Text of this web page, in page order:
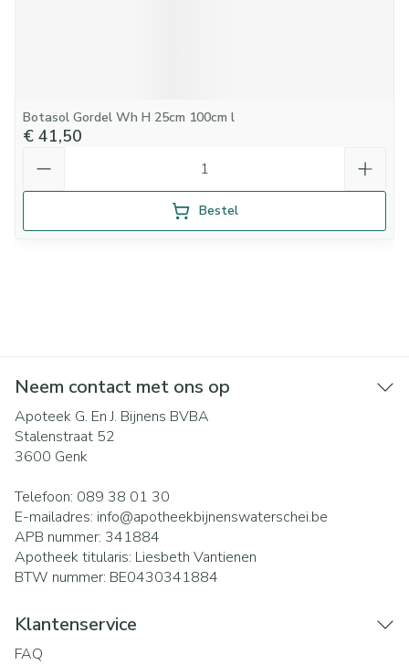
Botasol Gordel Wh H 25cm 100cm l
€ 41,50
Bestel
Neem contact met ons op
Apoteek G. En J. Bijnens BVBA
Stalenstraat 52
3600 Genk
Telefoon: 089 38 01 30
E-mailadres: info@apotheekbijnenswaterschei.be
APB nummer: 341884
Apotheek titularis: Liesbeth Vantienen
BTW nummer: BE0430341884
Klantenservice
FAQ